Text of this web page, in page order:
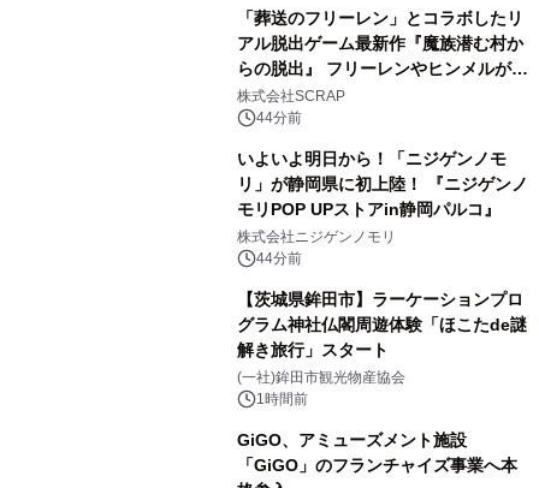
「葬送のフリーレン」とコラボしたリ
アル脱出ゲーム最新作『魔族潜む村か
らの脱出』 フリーレンやヒンメルが武
器を手に魔族を見据える描き下ろしメ
インビジュアル公開
株式会社SCRAP
44分前
いよいよ明日から！「ニジゲンノモ
リ」が静岡県に初上陸！ 『ニジゲンノ
モリPOP UPストアin静岡パルコ』
株式会社ニジゲンノモリ
44分前
【茨城県鉾田市】ラーケーションプロ
グラム神社仏閣周遊体験「ほこたde謎
解き旅行」スタート
(一社)鉾田市観光物産協会
1時間前
GiGO、アミューズメント施設
「GiGO」のフランチャイズ事業へ本